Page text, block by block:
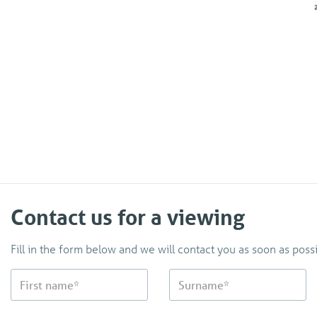
Contact us for a viewing
Fill in the form below and we will contact you as soon as